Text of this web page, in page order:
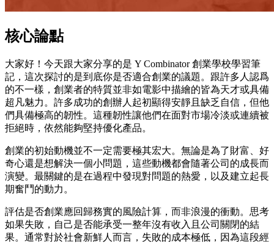
核心論點
大家好！今天跟大家分享的是 Y Combinator 創業學校學習筆
記，這次探討的是到底你是否適合創業的議題。跟許多人認爲
的不一樣，創業者的特質並非如電影中描繪的皆為天才或具備
超凡魅力。許多成功的創辦人起初顯得安靜且缺乏自信，但他
們具備極高的韌性。這種韌性讓他們在面對市場冷淡或連續被
拒絕時，依然能夠堅持優化產品。
創業的初始動機並不一定需要極其宏大。無論是為了財富、好
奇心還是想解決一個小問題，這些動機都會隨著公司的成長而
演變。最關鍵的是在過程中發現對問題的熱愛，以及建立起長
期奮鬥的動力。
評估是否創業應回歸務實的風險計算，而非浪漫的衝動。思考
如果失敗，自己是否能承受一整年沒有收入且公司關閉的結
果。通常對於社會新鮮人而言，失敗的成本極低，因為這段經